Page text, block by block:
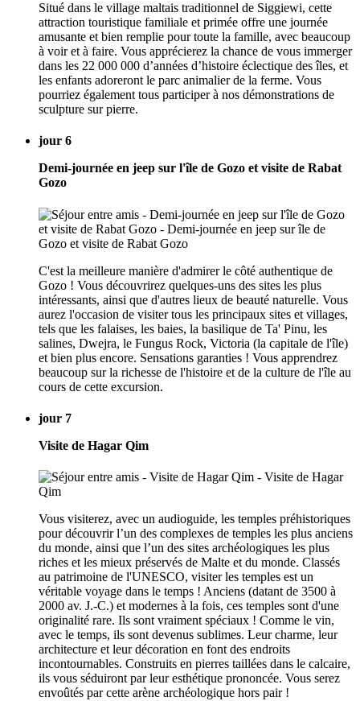
Situé dans le village maltais traditionnel de Siggiewi, cette
attraction touristique familiale et primée offre une journée
amusante et bien remplie pour toute la famille, avec beaucoup
à voir et à faire. Vous apprécierez la chance de vous immerger
dans les 22 000 000 d’années d’histoire éclectique des îles, et
les enfants adoreront le parc animalier de la ferme. Vous
pourriez également tous participer à nos démonstrations de
sculpture sur pierre.
jour 6
Demi-journée en jeep sur l'île de Gozo et visite de Rabat
Gozo
C'est la meilleure manière d'admirer le côté authentique de
Gozo ! Vous découvrirez quelques-uns des sites les plus
intéressants, ainsi que d'autres lieux de beauté naturelle. Vous
aurez l'occasion de visiter tous les principaux sites et villages,
tels que les falaises, les baies, la basilique de Ta' Pinu, les
salines, Dwejra, le Fungus Rock, Victoria (la capitale de l'île)
et bien plus encore. Sensations garanties ! Vous apprendrez
beaucoup sur la richesse de l'histoire et de la culture de l'île au
cours de cette excursion.
jour 7
Visite de Hagar Qim
Vous visiterez, avec un audioguide, les temples préhistoriques
pour découvrir l’un des complexes de temples les plus anciens
du monde, ainsi que l’un des sites archéologiques les plus
riches et les mieux préservés de Malte et du monde. Classés
au patrimoine de l'UNESCO, visiter les temples est un
véritable voyage dans le temps ! Anciens (datant de 3500 à
2000 av. J.-C.) et modernes à la fois, ces temples sont d'une
originalité rare. Ils sont vraiment spéciaux ! Comme le vin,
avec le temps, ils sont devenus sublimes. Leur charme, leur
architecture et leur décoration en font des endroits
incontournables. Construits en pierres taillées dans le calcaire,
ils vous séduiront par leur esthétique prononcée. Vous serez
envoûtés par cette arène archéologique hors pair !